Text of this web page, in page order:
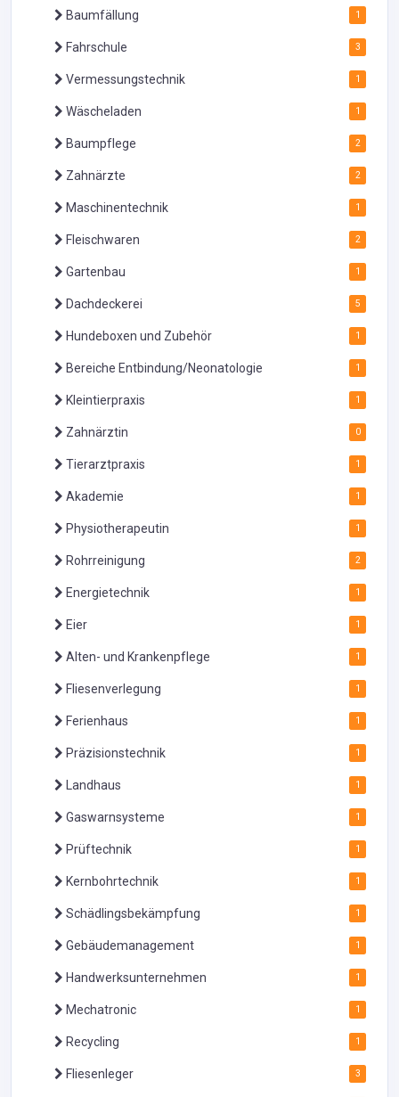
Baumfällung 1
Fahrschule 3
Vermessungstechnik 1
Wäscheladen 1
Baumpflege 2
Zahnärzte 2
Maschinentechnik 1
Fleischwaren 2
Gartenbau 1
Dachdeckerei 5
Hundeboxen und Zubehör 1
Bereiche Entbindung/Neonatologie 1
Kleintierpraxis 1
Zahnärztin 0
Tierarztpraxis 1
Akademie 1
Physiotherapeutin 1
Rohrreinigung 2
Energietechnik 1
Eier 1
Alten- und Krankenpflege 1
Fliesenverlegung 1
Ferienhaus 1
Präzisionstechnik 1
Landhaus 1
Gaswarnsysteme 1
Prüftechnik 1
Kernbohrtechnik 1
Schädlingsbekämpfung 1
Gebäudemanagement 1
Handwerksunternehmen 1
Mechatronic 1
Recycling 1
Fliesenleger 3